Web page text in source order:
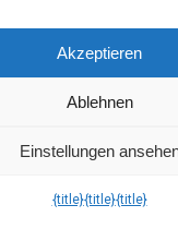
zu integrieren.
Gut Haferdressing ist
ein Highlight,
möchten. Die
sich vielseitig
Akzeptieren
Ablehnen
Einstellungen
{title}{title}{title}